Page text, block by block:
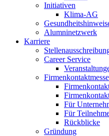
Initiativen
Klima-AG
Alumninetzwerk
Karriere
Career Service
Für
Für
Rückblicke
Gründung